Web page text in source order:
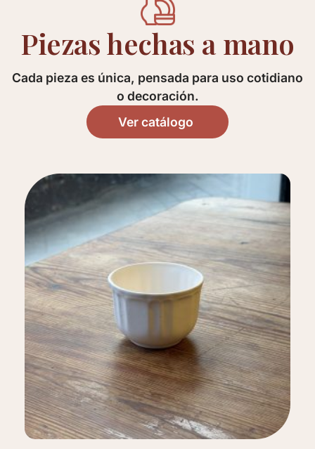
Piezas hechas a mano
Cada pieza es única, pensada para uso cotidiano
o decoración.
Ver catálogo